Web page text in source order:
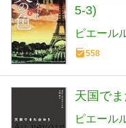
5-3)
ピエール
558
天国で
ピエール